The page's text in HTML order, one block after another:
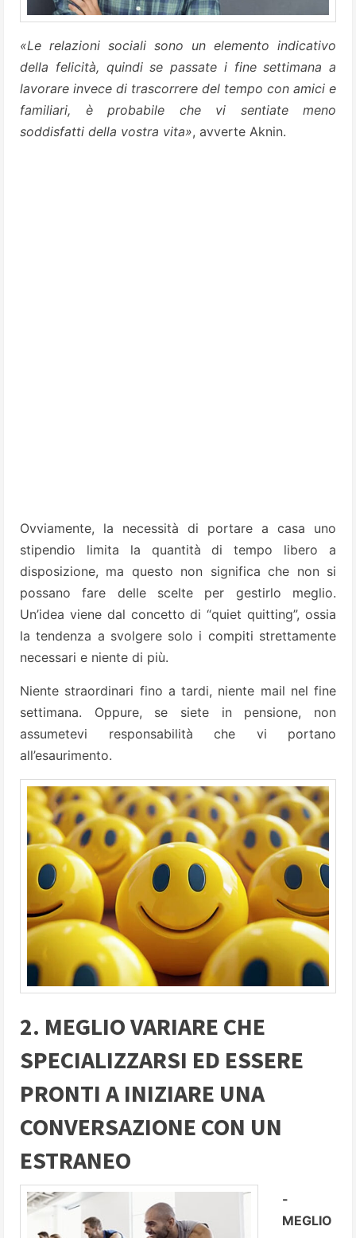
«Le relazioni sociali sono un elemento indicativo
della felicità, quindi se passate i fine settimana a
lavorare invece di trascorrere del tempo con amici e
familiari, è probabile che vi sentiate meno
soddisfatti della vostra vita», avverte Aknin.
Ovviamente, la necessità di portare a casa uno
stipendio limita la quantità di tempo libero a
disposizione, ma questo non significa che non si
possano fare delle scelte per gestirlo meglio.
Un’idea viene dal concetto di “quiet quitting”, ossia
la tendenza a svolgere solo i compiti strettamente
necessari e niente di più.
Niente straordinari fino a tardi, niente mail nel fine
settimana. Oppure, se siete in pensione, non
assumetevi responsabilità che vi portano
all’esaurimento.
2. MEGLIO VARIARE CHE
SPECIALIZZARSI ED ESSERE
PRONTI A INIZIARE UNA
CONVERSAZIONE CON UN
ESTRANEO
-
MEGLIO